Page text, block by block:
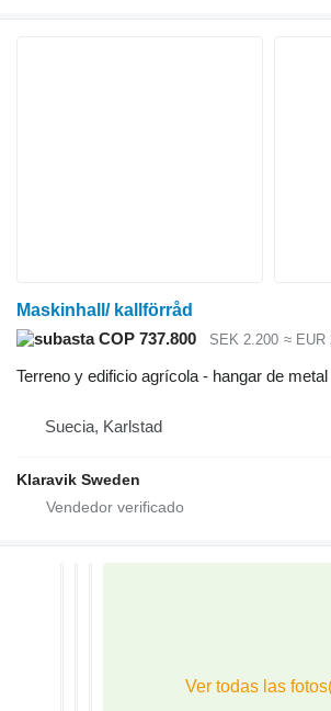
Maskinhall/ kallförråd
COP 737.800
SEK 2.200 ≈ EUR
Terreno y edificio agrícola - hangar de metal
Suecia, Karlstad
Klaravik Sweden